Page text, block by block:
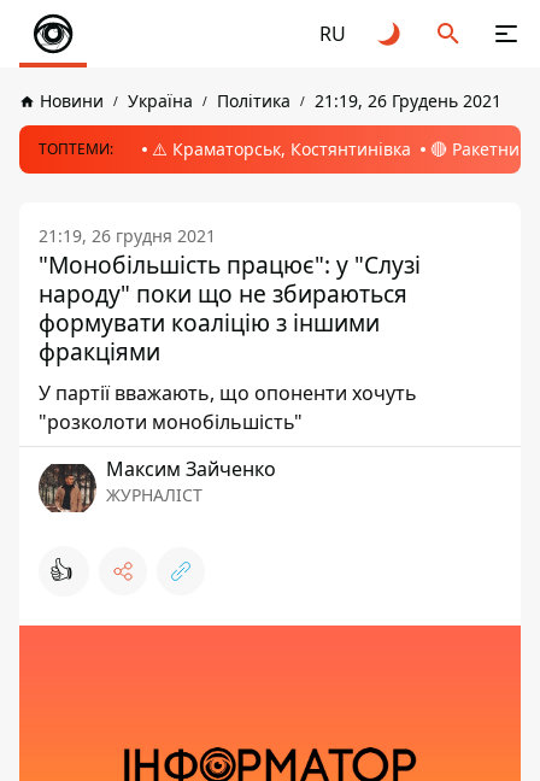
RU
Новини Україна Політика 21:19, 26 Грудень 2021
ТОПТЕМИ: ⚠️ Краматорськ, Костянтинівка 🔴 Ракетний
21:19, 26 грудня 2021
"Монобільшість працює": у "Слузі
народу" поки що не збираються
формувати коаліцію з іншими
фракціями
У партії вважають, що опоненти хочуть
"розколоти монобільшість"
Максим Зайченко
ЖУРНАЛІСТ
👍